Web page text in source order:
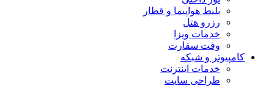
بلیط هواپیما و قطار
رزرو هتل
خدمات ویزا
وقت سفارت
کامپیوتر و شبکه
خدمات اینترنت
طراحی سایت